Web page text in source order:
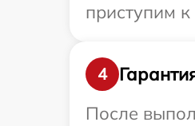
приступим
4
После